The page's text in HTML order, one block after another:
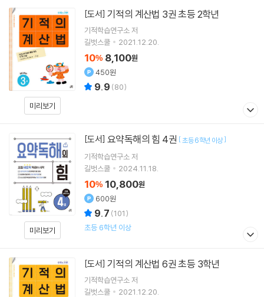
미리보기
[도서] 기적의 계산법 3권 초등 2학년
기적학습연구소 저
길벗스쿨
2021.12.20.
10% 8,100원
450원
9.9 (80)
미리보기
[도서] 요약독해의 힘 4권 [ 초등 6학년 이상]
기적학습연구소 저
길벗스쿨
2024.11.18.
10% 10,800원
600원
9.7 (101)
초등 6학년 이상
[도서] 기적의 계산법 6권 초등 3학년
기적학습연구소 저
길벗스쿨
2021.12.20.